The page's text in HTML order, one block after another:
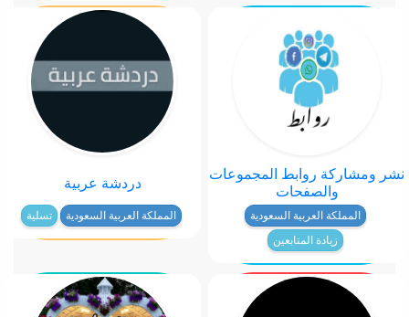
نشر ومشاركة روابط المجموعات
والصفحات
المملكة العربية السعودية
زيادة المتابعين
دردشة عربية
المملكة العربية السعودية تسلية